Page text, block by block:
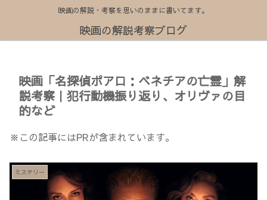
映画の解説・考察を思いのままに書いてます。
映画の解説考察ブログ
映画「名探偵ポアロ：ベネチアの亡霊」解
説考察｜犯行動機振り返り、オリヴァの目
的など
※この記事にはPRが含まれています。
ミステリー